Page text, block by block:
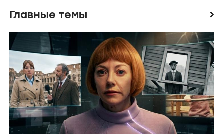
Главные темы icon